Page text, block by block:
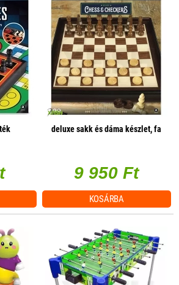
deluxe sakk és dáma készlet, fa
9 950 Ft
KOSÁRBA